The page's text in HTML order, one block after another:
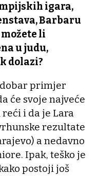
igara,
Barbaru
li
u judu,
dolazi?
dobar primjer
će svoje najveće
i da je Lara
rezultate
a nedavno
Ipak, teško je
postoji još